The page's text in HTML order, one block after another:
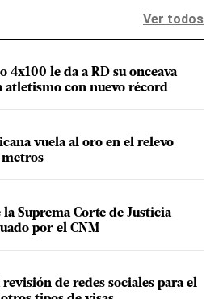
Ver todos
4x100 le da a RD su onceava
atletismo con nuevo récord
vuela al oro en el relevo
la Suprema Corte de Justicia
por el CNM
de redes sociales para el